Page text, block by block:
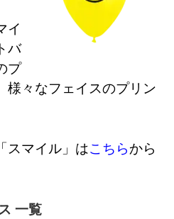
イ
バ
プ
様々なフェイスのプリン
スマイル」はこちらから
一覧